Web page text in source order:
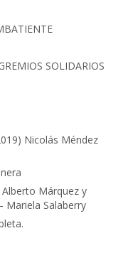
SOLIDARIOS
Nicolás Méndez
Márquez y
Mariela Salaberry